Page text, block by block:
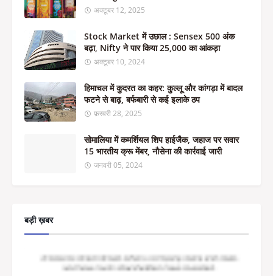
अक्टूबर 12, 2025
Stock Market में उछाल : Sensex 500 अंक
बढ़ा, Nifty ने पार किया 25,000 का आंकड़ा
अक्टूबर 10, 2024
हिमाचल में कुदरत का कहर: कुल्लू और कांगड़ा में बादल
फटने से बाढ़, बर्फबारी से कई इलाके ठप
फ़रवरी 28, 2025
सोमालिया में कमर्शियल शिप हाईजैक, जहाज पर सवार
15 भारतीय क्रू मेंबर, नौसेना की कार्रवाई जारी
जनवरी 05, 2024
बड़ी ख़बर